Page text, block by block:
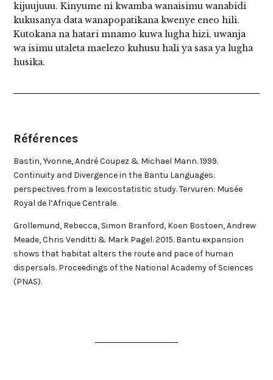
kijuujuuu. Kinyume ni kwamba wanaisimu wanabidi
kukusanya data wanapopatikana kwenye eneo hili.
Kutokana na hatari mnamo kuwa lugha hizi, uwanja
wa isimu utaleta maelezo kuhusu hali ya sasa ya lugha
husika.
Références
Bastin, Yvonne, André Coupez & Michael Mann. 1999.
Continuity and Divergence in the Bantu Languages:
perspectives from a lexicostatistic study. Tervuren: Musée
Royal de l’Afrique Centrale.
Grollemund, Rebecca, Simon Branford, Koen Bostoen, Andrew
Meade, Chris Venditti & Mark Pagel. 2015. Bantu expansion
shows that habitat alters the route and pace of human
dispersals. Proceedings of the National Academy of Sciences
(PNAS).